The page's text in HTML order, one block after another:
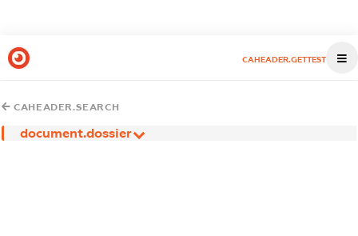
CAHEADER.GETTEST
CAHEADER.SEARCH
document.dossier